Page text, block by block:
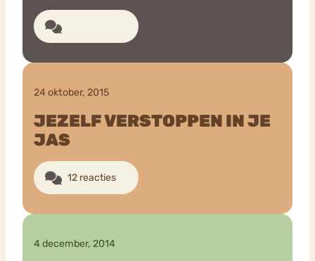
24 oktober, 2015
JEZELF VERSTOPPEN IN JE
JAS
12 reacties
4 december, 2014